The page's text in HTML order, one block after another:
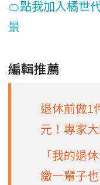
🍊點我加入橘世
景
編輯推薦
退休前做1
元！專家
「我的退
繳一輩子